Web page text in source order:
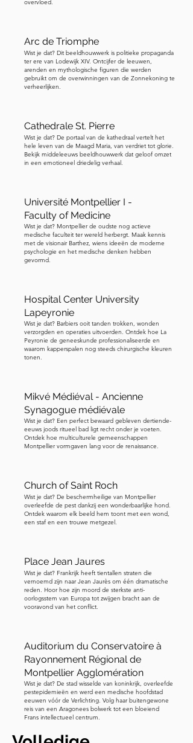
overvloed.
Arc de Triomphe
Wist je dat? Dit beeldhouwwerk is politieke propaganda
ter ere van Lodewijk XIV. Ontcijfer de leeuwen,
arenden en mythologische figuren die werden
gebruikt om de overwinningen van de Zonnekoning te
verheerlijken.
Cathedrale St. Pierre
Wist je dat? De portaal van de kathedraal vertelt het
hele leven van de Maagd Maria, van verdriet tot glorie.
Bekijk middeleeuws beeldhouwwerk dat geloof omzet
in een emotioneel driedelig verhaal.
Université Montpellier I -
Faculty of Medicine
Wist je dat? Montpellier de oudste nog actieve
medische faculteit ter wereld herbergt. Maak kennis
met de visionair Barthez, wiens ideeën de moderne
psychologie en het medische denken hebben
gevormd.
Hospital Center University
Lapeyronie
Wist je dat? Barbiers ooit tanden trokken, wonden
verzorgden en operaties uitvoerden. Ontdek hoe La
Peyronie de geneeskunde professionaliseerde en
waarom kapperspalen nog steeds chirurgische kleuren
tonen.
Mikvé Médiéval - Ancienne
Synagogue médiévale
Wist je dat? Een perfect bewaard gebleven dertiende-
eeuws joods ritueel bad ligt recht onder je voeten.
Ontdek hoe multiculturele gemeenschappen
Montpellier vormgaven lang voor de renaissance.
Church of Saint Roch
Wist je dat? De beschermheilige van Montpellier
overleefde de pest dankzij een wonderbaarlijke hond.
Ontdek waarom elk beeld hem toont met een wond,
een staf en een trouwe metgezel.
Place Jean Jaures
Wist je dat? Frankrijk heeft tientallen straten die
vernoemd zijn naar Jean Jaurès om één dramatische
reden. Hoor hoe zijn moord de sterkste anti-
oorlogsstem van Europa tot zwijgen bracht aan de
vooravond van het conflict.
Auditorium du Conservatoire à
Rayonnement Régional de
Montpellier Agglomération
Wist je dat? De stad wisselde van koninkrijk, overleefde
pestepidemieën en werd een medische hoofdstad
eeuwen vóór de Verlichting. Volg haar buitengewone
reis van een Aragonees bolwerk tot een bloeiend
Frans intellectueel centrum.